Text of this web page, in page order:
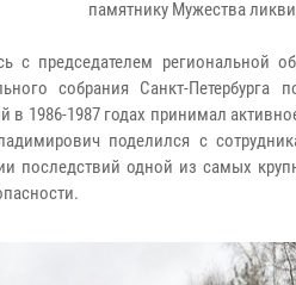
памятнику Мужества
с председателем
собрания Санкт-
1986-1987 годах принимал
поделился с
последствий одной из самых